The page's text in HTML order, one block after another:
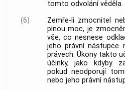
tomto odvolání věděla.
(6)
Zemře-li zmocnitel
plnou moc, je
vše, co nesnese
jeho právní nástupce
právech. Úkony takto
účinky, jako kdyby
pokud neodporují
nebo jeho právní